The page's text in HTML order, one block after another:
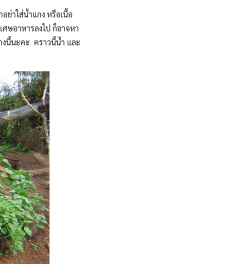
ย่าใส่น้ำแกง หรือเนื้อ
ศษอาหารลงไป ก็อาจหา
งนี้นะคะ คราวนี้น้ำ และ